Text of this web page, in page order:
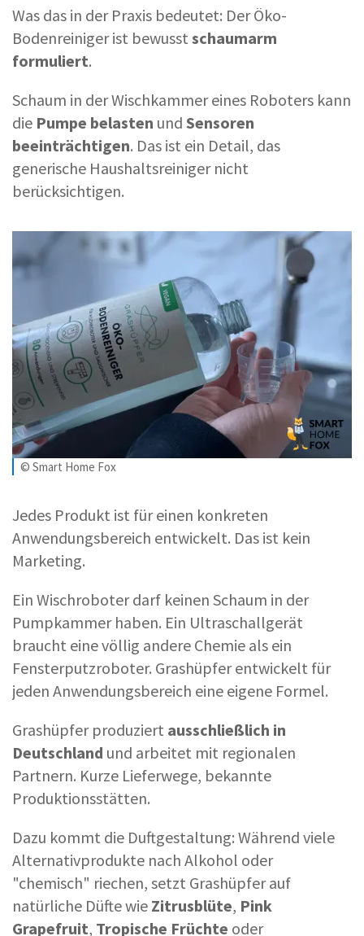
Was das in der Praxis bedeutet: Der Öko-
Bodenreiniger ist bewusst schaumarm
formuliert.
Schaum in der Wischkammer eines Roboters kann
die Pumpe belasten und Sensoren
beeinträchtigen. Das ist ein Detail, das
generische Haushaltsreiniger nicht
berücksichtigen.
© Smart Home Fox
Jedes Produkt ist für einen konkreten
Anwendungsbereich entwickelt. Das ist kein
Marketing.
Ein Wischroboter darf keinen Schaum in der
Pumpkammer haben. Ein Ultraschallgerät
braucht eine völlig andere Chemie als ein
Fensterputzroboter. Grashüpfer entwickelt für
jeden Anwendungsbereich eine eigene Formel.
Grashüpfer produziert ausschließlich in
Deutschland und arbeitet mit regionalen
Partnern. Kurze Lieferwege, bekannte
Produktionsstätten.
Dazu kommt die Duftgestaltung: Während viele
Alternativprodukte nach Alkohol oder
"chemisch" riechen, setzt Grashüpfer auf
natürliche Düfte wie Zitrusblüte, Pink
Grapefruit, Tropische Früchte oder